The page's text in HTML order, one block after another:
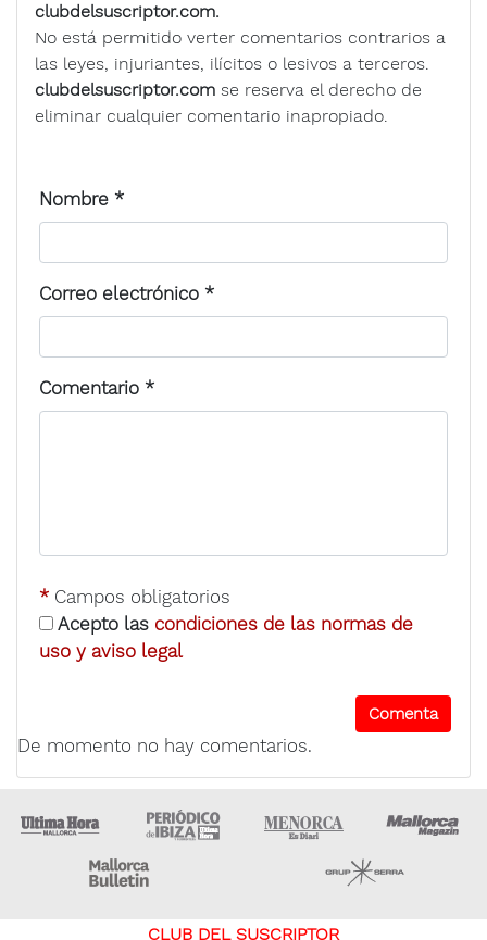
clubdelsuscriptor.com.
No está permitido verter comentarios contrarios a
las leyes, injuriantes, ilícitos o lesivos a terceros.
clubdelsuscriptor.com se reserva el derecho de
eliminar cualquier comentario inapropiado.
Nombre *
Correo electrónico *
Comentario *
* Campos obligatorios
Acepto las condiciones de las normas de
uso y aviso legal
De momento no hay comentarios.
Ultima Hora Ultima hora Ibiza Menorca • Es Diari
CLUB DEL SUSCRIPTOR